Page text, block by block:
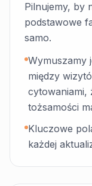
Pilnujemy, by
podstawowe
samo.
Wymuszamy
między
cytowaniami,
tożsamości
Kluczowe
każdej